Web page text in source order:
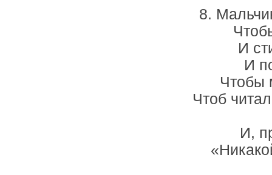
8.
И
И
Чтобы
Чтоб
И,